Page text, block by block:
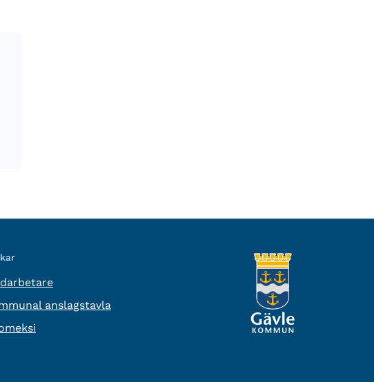
anslagstavla